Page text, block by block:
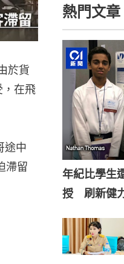
於貨
，在飛
途中
滯留
熱門文章
年紀比學生
授 刷新健